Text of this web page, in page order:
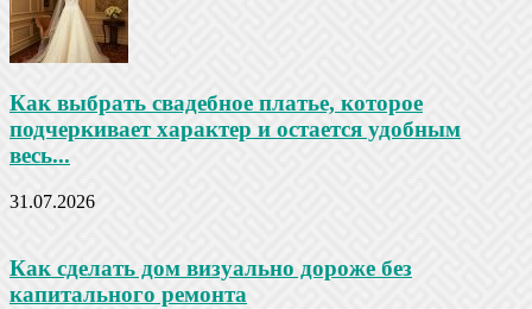
Как выбрать свадебное платье, которое
подчеркивает характер и остается удобным
весь...
31.07.2026
Как сделать дом визуально дороже без
капитального ремонта